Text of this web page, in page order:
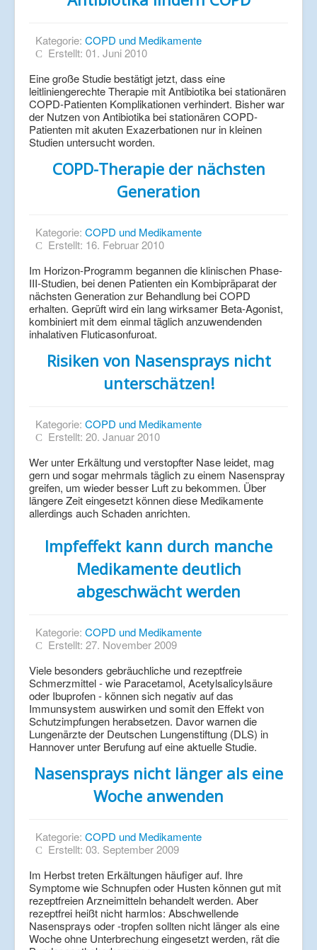
Kategorie: COPD und Medikamente
Erstellt: 01. Juni 2010
Eine große Studie bestätigt jetzt, dass eine
leitliniengerechte Therapie mit Antibiotika bei stationären
COPD-Patienten Komplikationen verhindert. Bisher war
der Nutzen von Antibiotika bei stationären COPD-
Patienten mit akuten Exazerbationen nur in kleinen
Studien untersucht worden.
COPD-Therapie der nächsten
Generation
Kategorie: COPD und Medikamente
Erstellt: 16. Februar 2010
Im Horizon-Programm begannen die klinischen Phase-
III-Studien, bei denen Patienten ein Kombipräparat der
nächsten Generation zur Behandlung bei COPD
erhalten. Geprüft wird ein lang wirksamer Beta-Agonist,
kombiniert mit dem einmal täglich anzuwendenden
inhalativen Fluticasonfuroat.
Risiken von Nasensprays nicht
unterschätzen!
Kategorie: COPD und Medikamente
Erstellt: 20. Januar 2010
Wer unter Erkältung und verstopfter Nase leidet, mag
gern und sogar mehrmals täglich zu einem Nasenspray
greifen, um wieder besser Luft zu bekommen. Über
längere Zeit eingesetzt können diese Medikamente
allerdings auch Schaden anrichten.
Impfeffekt kann durch manche
Medikamente deutlich
abgeschwächt werden
Kategorie: COPD und Medikamente
Erstellt: 27. November 2009
Viele besonders gebräuchliche und rezeptfreie
Schmerzmittel - wie Paracetamol, Acetylsalicylsäure
oder Ibuprofen - können sich negativ auf das
Immunsystem auswirken und somit den Effekt von
Schutzimpfungen herabsetzen. Davor warnen die
Lungenärzte der Deutschen Lungenstiftung (DLS) in
Hannover unter Berufung auf eine aktuelle Studie.
Nasensprays nicht länger als eine
Woche anwenden
Kategorie: COPD und Medikamente
Erstellt: 03. September 2009
Im Herbst treten Erkältungen häufiger auf. Ihre
Symptome wie Schnupfen oder Husten können gut mit
rezeptfreien Arzneimitteln behandelt werden. Aber
rezeptfrei heißt nicht harmlos: Abschwellende
Nasensprays oder -tropfen sollten nicht länger als eine
Woche ohne Unterbrechung eingesetzt werden, rät die